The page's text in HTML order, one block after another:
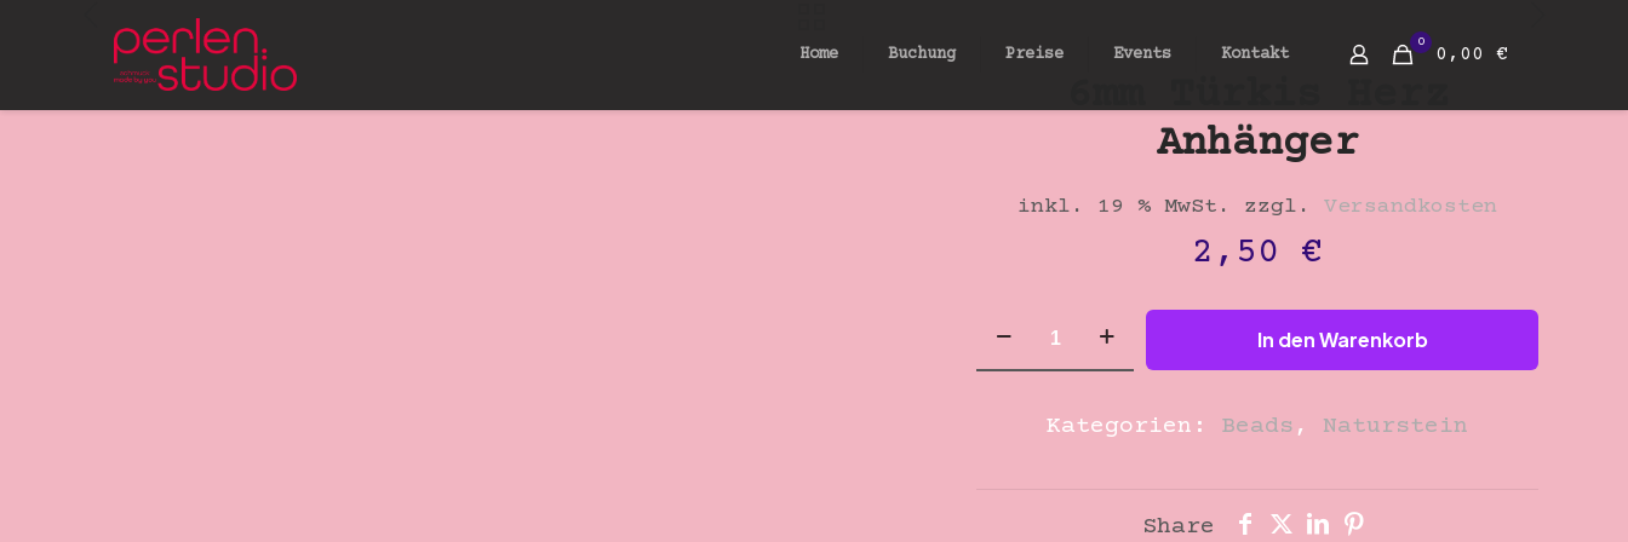
Home Buchung Preise Events Kontakt
0
0,00 €
Anhänger
inkl. 19 % MwSt. zzgl. Versandkosten
2,50 €
Türkis
In den Warenkorb
Kategorien: Beads , Naturstein
Share